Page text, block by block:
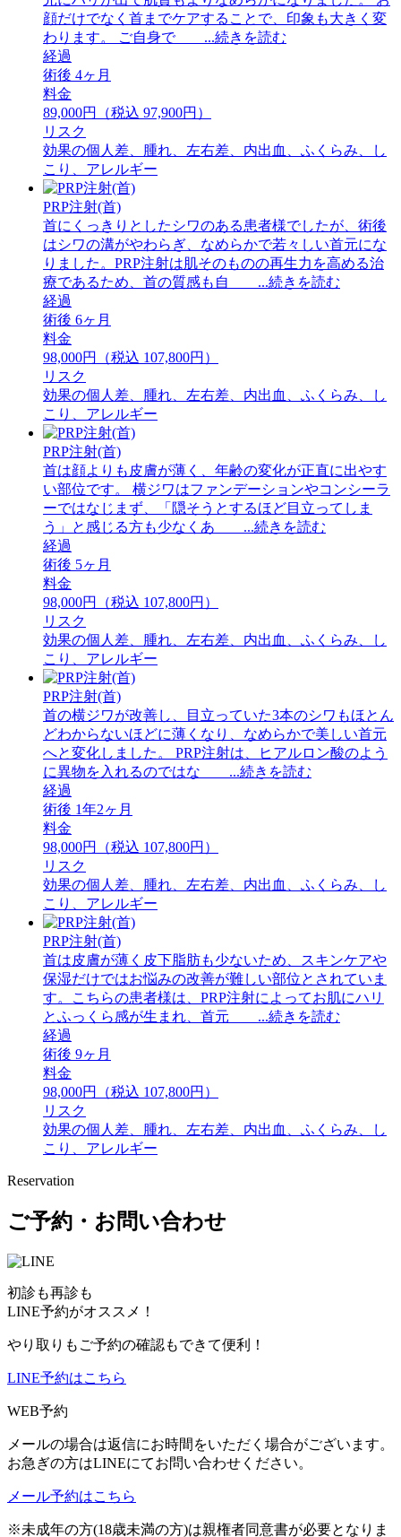
顔だけでなく首までケアすることで、印象も大きく変
わります。 ご自身で ...続きを読む
経過
術後 4ヶ月
料金
89,000円（税込 97,900円）
リスク
効果の個人差、腫れ、左右差、内出血、ふくらみ、し
こり、アレルギー
PRP注射(首)
首にくっきりとしたシワのある患者様でしたが、術後
はシワの溝がやわらぎ、なめらかで若々しい首元にな
りました。PRP注射は肌そのものの再生力を高める治
療であるため、首の質感も自 ...続きを読む
経過
術後 6ヶ月
料金
98,000円（税込 107,800円）
リスク
効果の個人差、腫れ、左右差、内出血、ふくらみ、し
こり、アレルギー
PRP注射(首)
首は顔よりも皮膚が薄く、年齢の変化が正直に出やす
い部位です。 横ジワはファンデーションやコンシーラ
ーではなじまず、「隠そうとするほど目立ってしま
う」と感じる方も少なくあ ...続きを読む
経過
術後 5ヶ月
料金
98,000円（税込 107,800円）
リスク
効果の個人差、腫れ、左右差、内出血、ふくらみ、し
こり、アレルギー
PRP注射(首)
首の横ジワが改善し、目立っていた3本のシワもほとん
どわからないほどに薄くなり、なめらかで美しい首元
へと変化しました。 PRP注射は、ヒアルロン酸のよう
に異物を入れるのではな ...続きを読む
経過
術後 1年2ヶ月
料金
98,000円（税込 107,800円）
リスク
効果の個人差、腫れ、左右差、内出血、ふくらみ、し
こり、アレルギー
PRP注射(首)
首は皮膚が薄く皮下脂肪も少ないため、スキンケアや
保湿だけではお悩みの改善が難しい部位とされていま
す。こちらの患者様は、PRP注射によってお肌にハリ
とふっくら感が生まれ、首元 ...続きを読む
経過
術後 9ヶ月
料金
98,000円（税込 107,800円）
リスク
効果の個人差、腫れ、左右差、内出血、ふくらみ、し
こり、アレルギー
Reservation
ご予約・お問い合わせ
初診も再診も
LINE予約がオススメ！
やり取りもご予約の確認もできて便利！
LINE予約はこちら
WEB予約
メールの場合は返信にお時間をいただく場合がございます。
お急ぎの方はLINEにてお問い合わせください。
メール予約はこちら
※未成年の方(18歳未満の方)は親権者同意書が必要となりま